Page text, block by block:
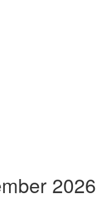
2026